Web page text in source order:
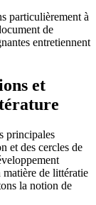
particulièrement à
de
entretiennent
et
principales
et des cercles de
matière de littératie
la notion de